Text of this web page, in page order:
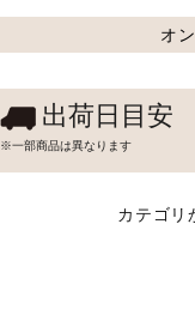
オ
出荷日目安
※一部商品は異なります
カテゴリ